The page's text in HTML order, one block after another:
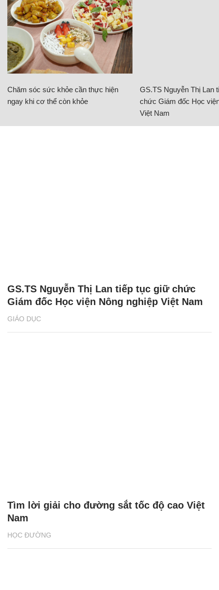
Chăm sóc sức khỏe cần thực hiện
ngay khi cơ thể còn khỏe
GS.TS Nguyễn Thị Lan
chức Giám đốc Học
Việt Nam
GIÁO DỤC
GS.TS Nguyễn Thị Lan tiếp tục giữ chức
Giám đốc Học viện Nông nghiệp Việt Nam
HỌC ĐƯỜNG
Tìm lời giải cho đường sắt tốc độ cao Việt
Nam